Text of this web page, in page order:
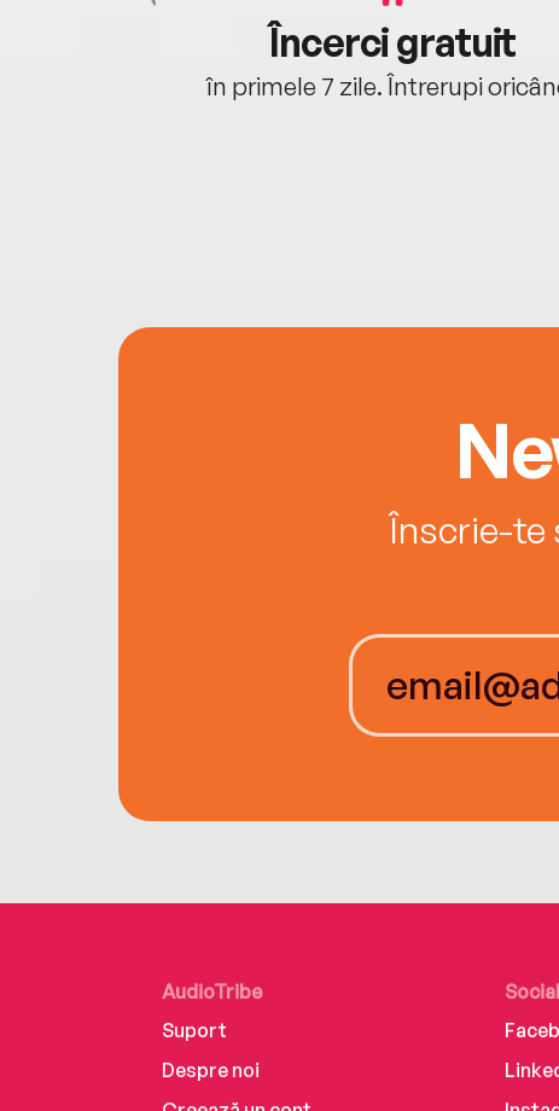
Încerci gratuit
în primele 7 zile. Întrerupi
Înscrie-te
AudioTribe
Suport
Despre noi